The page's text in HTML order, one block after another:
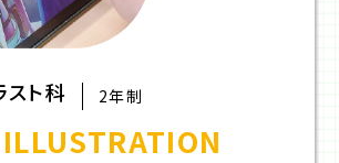
スト科 2年制